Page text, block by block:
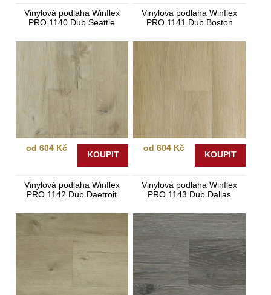
Vinylová podlaha Winflex
PRO 1140 Dub Seattle
od 604 Kč
KOUPIT
Vinylová podlaha Winflex
PRO 1141 Dub Boston
od 604 Kč
KOUPIT
Vinylová podlaha Winflex
PRO 1142 Dub Daetroit
Vinylová podlaha Winflex
PRO 1143 Dub Dallas